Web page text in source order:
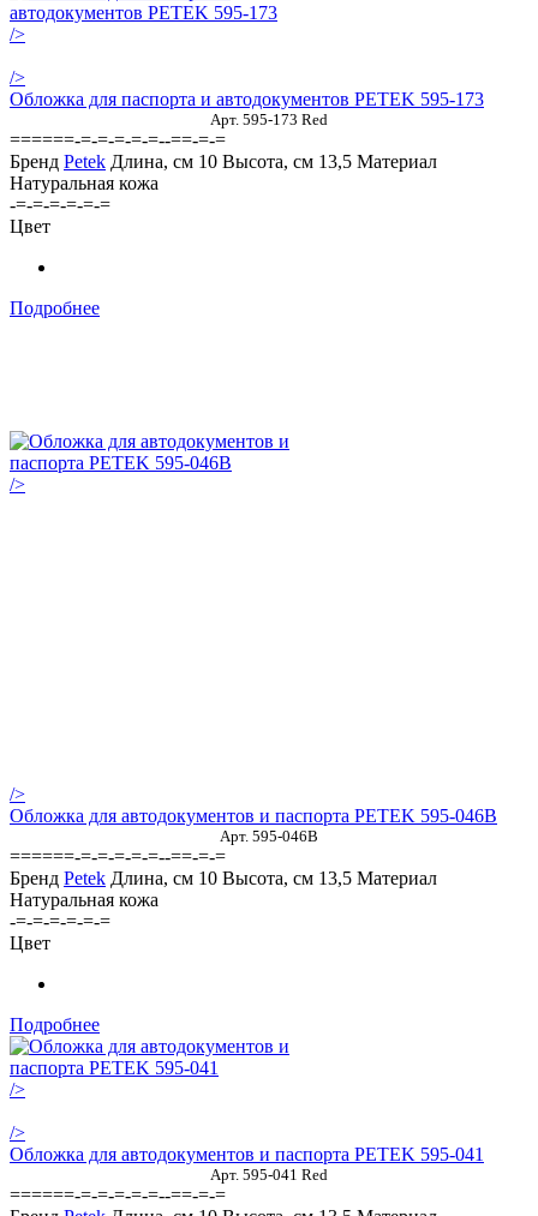
/>
/>
Обложка для паспорта и автодокументов PETEK 595-173
Арт. 595-173 Red
======-=-=-=-=-=--==-=-=
Бренд Petek Длина, см 10 Высота, см 13,5 Материал
Натуральная кожа
-=-=-=-=-=-=
Цвет
Подробнее
/>
/>
Обложка для автодокументов и паспорта PETEK 595-046B
Арт. 595-046B
======-=-=-=-=-=--==-=-=
Бренд Petek Длина, см 10 Высота, см 13,5 Материал
Натуральная кожа
-=-=-=-=-=-=
Цвет
Подробнее
/>
/>
Обложка для автодокументов и паспорта PETEK 595-041
Арт. 595-041 Red
======-=-=-=-=-=--==-=-=